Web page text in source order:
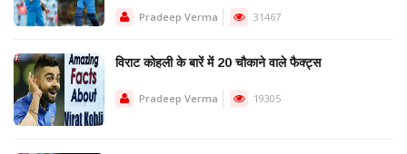
Pradeep Verma 31467
विराट कोहली के बारें में 20 चौकाने वाले फैक्ट्स
Pradeep Verma 19305